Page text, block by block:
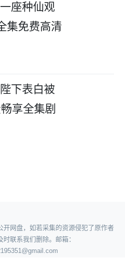
座种仙观
集免费高清
下表白被
享全集剧
开网盘，如若采集的资源侵犯了原作者
联系我们删除。邮箱：